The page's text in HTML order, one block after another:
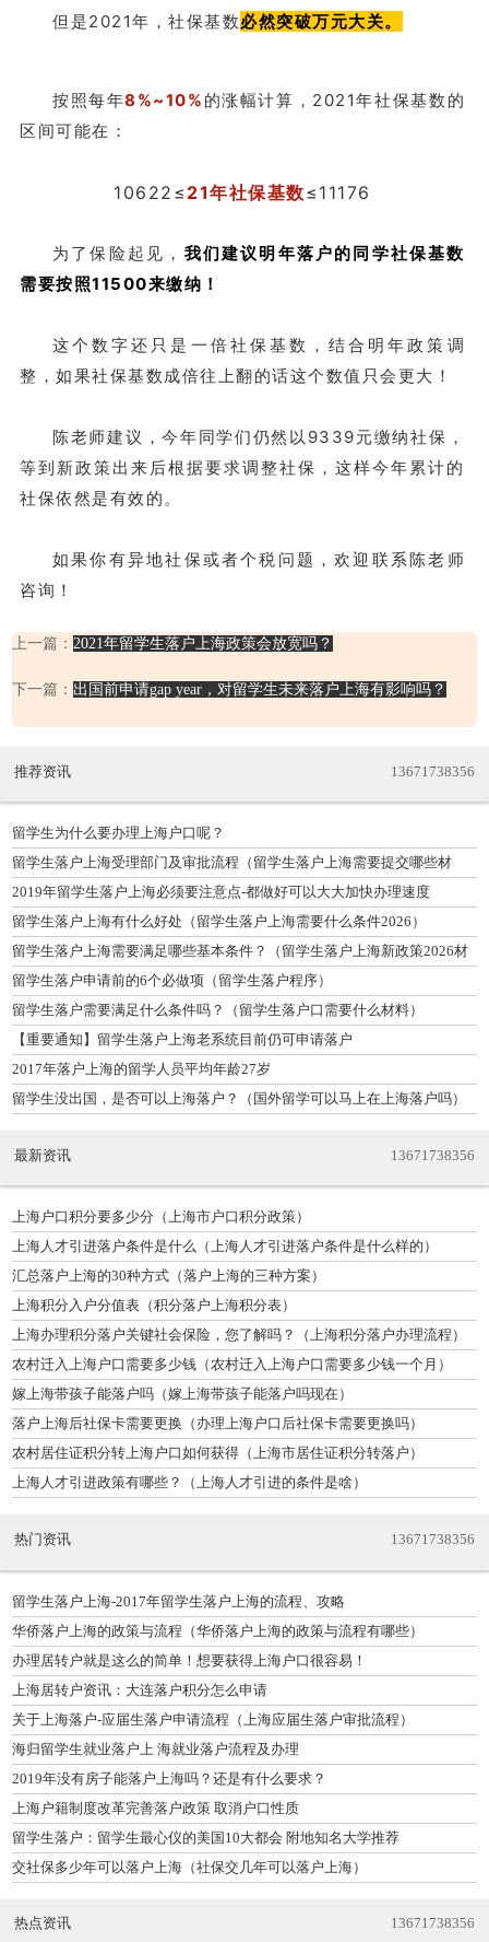
但是2021年，社保基数必然突破万元大关。
按照每年8%~10% 的涨幅计算，2021年社保基数的
区间可能在：
10622≤ 21年社保基数≤11176
为了保险起见， 我们建议明年落户的同学社保基数
需要按照11500来缴纳！
这个数字还只是一倍社保基数，结合明年政策调
整，如果社保基数成倍往上翻的话这个数值只会更大！
陈老师建议，今年同学们仍然以9339元缴纳社保，
等到新政策出来后根据要求调整社保，这样今年累计的
社保依然是有效的。
如果你有异地社保或者个税问题，欢迎联系陈老师
咨询！
上一篇： 2021年留学生落户上海政策会放宽吗？
下一篇： 出国前申请gap year，对留学生未来落户上海有影响吗？
推荐资讯 13671738356
留学生为什么要办理上海户口呢？
留学生落户上海受理部门及审批流程（留学生落户上海需要提交哪些材
料）
2019年留学生落户上海必须要注意点-都做好可以大大加快办理速度
留学生落户上海有什么好处（留学生落户上海需要什么条件2026）
留学生落户上海需要满足哪些基本条件？（留学生落户上海新政策2026材
料）
留学生落户申请前的6个必做项（留学生落户程序）
留学生落户需要满足什么条件吗？（留学生落户口需要什么材料）
【重要通知】留学生落户上海老系统目前仍可申请落户
2017年落户上海的留学人员平均年龄27岁
留学生没出国，是否可以上海落户？（国外留学可以马上在上海落户吗）
最新资讯 13671738356
上海户口积分要多少分（上海市户口积分政策）
上海人才引进落户条件是什么（上海人才引进落户条件是什么样的）
汇总落户上海的30种方式（落户上海的三种方案）
上海积分入户分值表（积分落户上海积分表）
上海办理积分落户关键社会保险，您了解吗？（上海积分落户办理流程）
农村迁入上海户口需要多少钱（农村迁入上海户口需要多少钱一个月）
嫁上海带孩子能落户吗（嫁上海带孩子能落户吗现在）
落户上海后社保卡需要更换（办理上海户口后社保卡需要更换吗）
农村居住证积分转上海户口如何获得（上海市居住证积分转落户）
上海人才引进政策有哪些？（上海人才引进的条件是啥）
热门资讯 13671738356
留学生落户上海-2017年留学生落户上海的流程、攻略
华侨落户上海的政策与流程（华侨落户上海的政策与流程有哪些）
办理居转户就是这么的简单！想要获得上海户口很容易！
上海居转户资讯：大连落户积分怎么申请
关于上海落户-应届生落户申请流程（上海应届生落户审批流程）
海归留学生就业落户上 海就业落户流程及办理
2019年没有房子能落户上海吗？还是有什么要求？
上海户籍制度改革完善落户政策 取消户口性质
留学生落户：留学生最心仪的美国10大都会 附地知名大学推荐
交社保多少年可以落户上海（社保交几年可以落户上海）
热点资讯 13671738356